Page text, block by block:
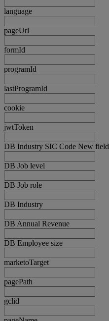
language
pageUrl
formId
programId
lastProgramId
cookie
jwtToken
DB Industry SIC Code New field
DB Job level
DB Job role
DB Industry
DB Annual Revenue
DB Employee size
marketoTarget
pagePath
gclid